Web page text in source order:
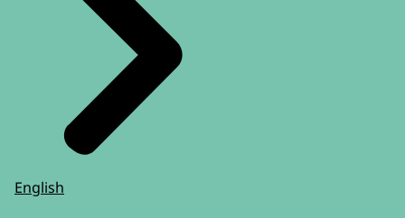
Deze wet regelt de rechtspositie van álle
jongeren in geslotenheid,
ter vervanging van de Bjj, hoofdstuk 6
Jeugdwet...
en de relevante bepalingen uit de Wet
verplichte geestelijke
gezondheidszorg en de Wet zorg en
English